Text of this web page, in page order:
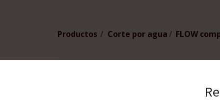
Productos Corte por agua FLOW